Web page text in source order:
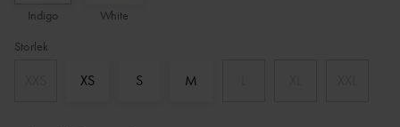
Indigo
White
Storlek
XS S M